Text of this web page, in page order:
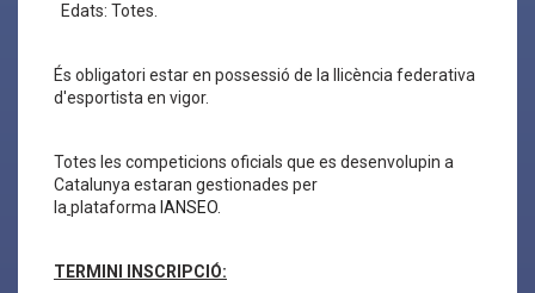
Edats: Totes.
És obligatori estar en possessió de la llicència federativa
d'esportista en vigor.
Totes les competicions oficials que es desenvolupin a
Catalunya estaran gestionades per
laplataforma IANSEO.
TERMINI INSCRIPCIÓ: